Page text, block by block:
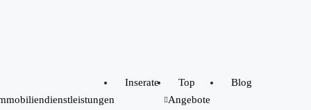
Inserate
Top
Angebote
Blog